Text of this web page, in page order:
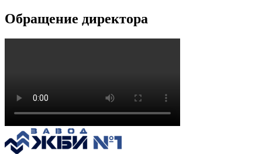
Обращение директора